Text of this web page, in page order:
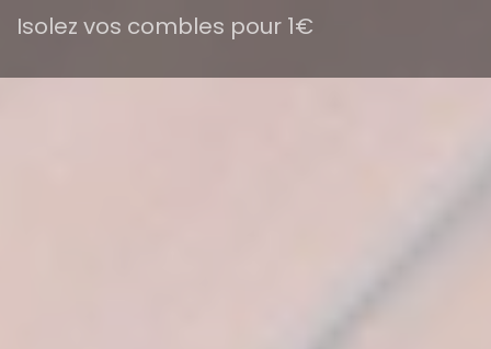
Isolez vos combles pour 1€